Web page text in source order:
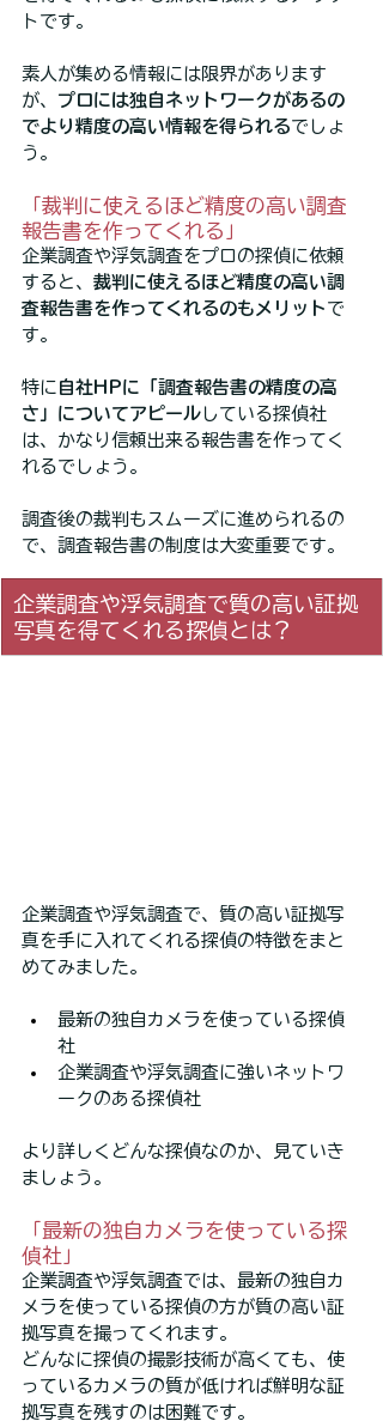
トです。
素人が集める情報には限界があります
が、 プロには独自ネットワークがあるの
でより精度の高い情報を得られるでしょ
う。
「裁判に使えるほど精度の高い調査
報告書を作ってくれる」
企業調査や浮気調査をプロの探偵に依頼
すると、 裁判に使えるほど精度の高い調
査報告書を作ってくれるのもメリット で
す。
特に 自社HPに「調査報告書の精度の高
さ」についてアピール している探偵社
は、かなり信頼出来る報告書を作ってく
れるでしょう。
調査後の裁判もスムーズに進められるの
で、調査報告書の制度は大変重要です。
企業調査や浮気調査で質の高い証拠
写真を得てくれる探偵とは？
企業調査や浮気調査で、質の高い証拠写
真を手に入れてくれる探偵の特徴をまと
めてみました。
最新の独自カメラを使っている探偵
社
企業調査や浮気調査に強いネットワ
ークのある探偵社
より詳しくどんな探偵なのか、見ていき
ましょう。
「最新の独自カメラを使っている探
偵社」
企業調査や浮気調査では、最新の独自カ
メラを使っている探偵の方が質の高い証
拠写真を撮ってくれます。
どんなに探偵の撮影技術が高くても、使
っているカメラの質が低ければ鮮明な証
拠写真を残すのは困難です。